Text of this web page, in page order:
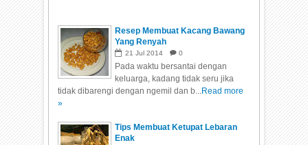
Resep Membuat Kacang Bawang
Yang Renyah
21 Jul 2014 0
Pada waktu bersantai dengan
keluarga, kadang tidak seru jika
tidak dibarengi dengan ngemil dan b...Read more
»
Tips Membuat Ketupat Lebaran
Enak